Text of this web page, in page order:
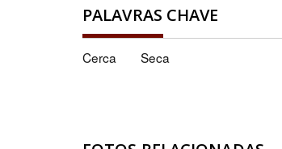
PALAVRAS CHAVE
Cerca Seca